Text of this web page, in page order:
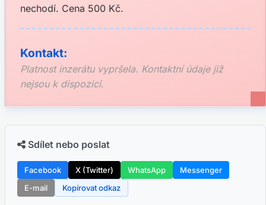
nechodí. Cena 500 Kč.
Kontakt:
Platnost inzerátu vypršela. Kontaktní údaje již
nejsou k dispozici.
Sdílet nebo poslat
Facebook X (Twitter) WhatsApp
Messenger
E-mail
Kopírovat odkaz